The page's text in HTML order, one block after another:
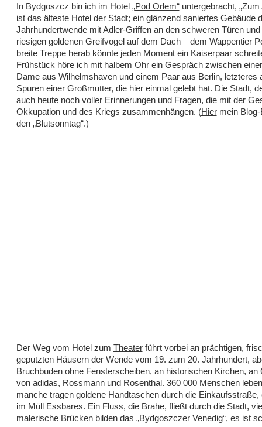
In Bydgoszcz bin ich im Hotel „Pod Orlem“untergebracht, „Zum
ist das älteste Hotel der Stadt; ein glänzend saniertes Gebäude
Jahrhundertwende mit Adler-Griffen an den schweren Türen
riesigen goldenen Greifvogel auf dem Dach – dem Wappentier
breite Treppe herab könnte jeden Moment ein Kaiserpaar
Frühstück höre ich mit halbem Ohr ein Gespräch zwischen
Dame aus Wilhelmshaven und einem Paar aus Berlin, letzteres
Spuren einer Großmutter, die hier einmal gelebt hat. Die Stadt,
auch heute noch voller Erinnerungen und Fragen, die mit der
Okkupation und des Kriegs zusammenhängen. (Hiermein Blog-
den „Blutsonntag“.)
Der Weg vom Hotel zum Theaterführt vorbei an prächtigen,
geputzten Häusern der Wende vom 19. zum 20. Jahrhundert,
Bruchbuden ohne Fensterscheiben, an historischen Kirchen, an
von adidas, Rossmann und Rosenthal. 360 000 Menschen
manche tragen goldene Handtaschen durch die Einkaufsstraße,
im Müll Essbares. Ein Fluss, die Brahe, fließt durch die Stadt,
malerische Brücken bilden das „Bydgoszczer Venedig“, es ist